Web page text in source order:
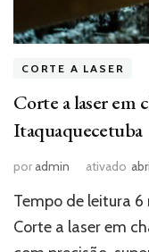
CORTE A LASER
Corte a laser em
Itaquaquecetuba
poradmin ativado
Tempo de leitura 6
Corte a laser em